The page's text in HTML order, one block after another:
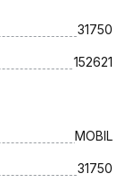
31750
152621
MOBIL
31750